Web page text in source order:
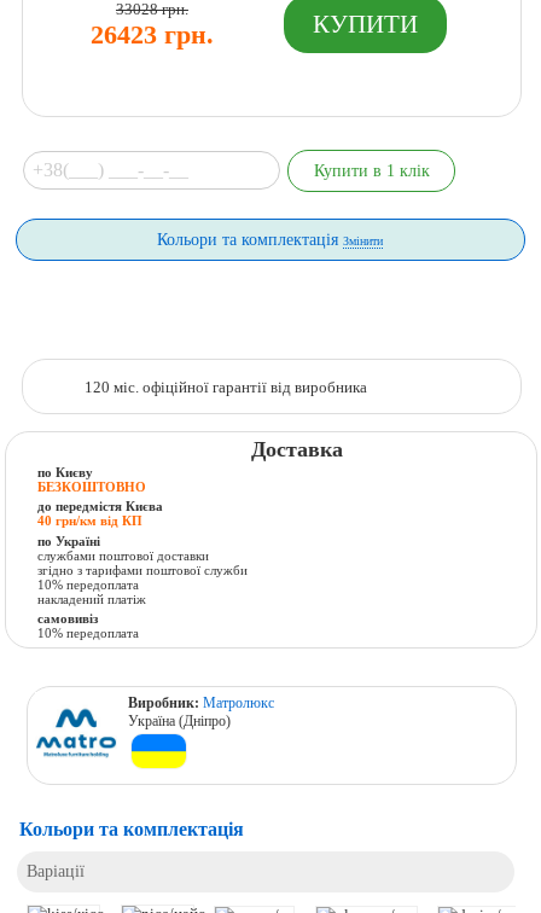
33028 грн.
26423 грн.
Кольори та комплектаціяЗмінити
120 міс. офіційної гарантії від виробника
Доставка
по Києву
БЕЗКОШТОВНО
до передмістя Києва
40 грн/км від КП
по Україні
службами поштової доставки
згідно з тарифами поштової служби
10% передоплата
накладений платіж
самовивіз
10% передоплата
Виробник:Матролюкс
Україна (Дніпро)
Кольори та комплектація
Варіації